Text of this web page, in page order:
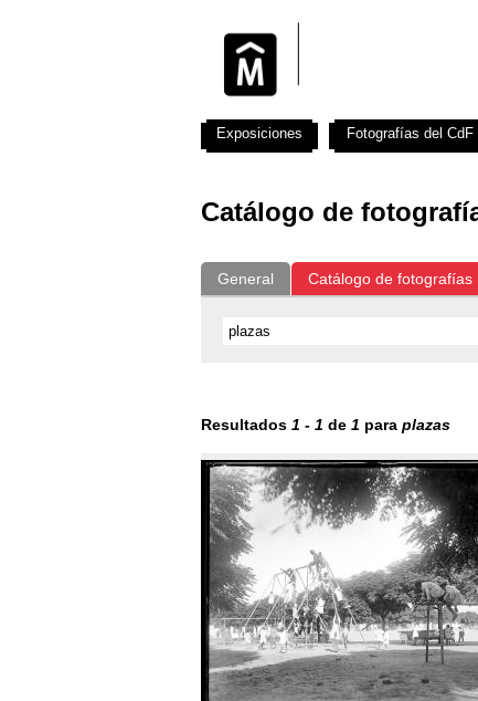
Catálogo de
General Catálogo de fotografías
Resultados 1 - 1 de 1 para plazas
Exposiciones Fotografías del CdF